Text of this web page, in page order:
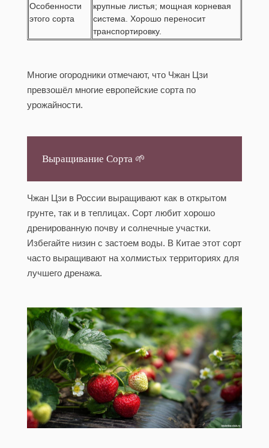
Особенности
этого сорта
крупные листья; мощная корневая
система. Хорошо переносит
транспортировку.
Многие огородники отмечают, что Чжан Цзи
превзошёл многие европейские сорта по
урожайности.
Выращивание Сорта 🌱
Чжан Цзи в России выращивают как в открытом
грунте, так и в теплицах. Сорт любит хорошо
дренированную почву и солнечные участки.
Избегайте низин с застоем воды. В Китае этот сорт
часто выращивают на холмистых территориях для
лучшего дренажа.